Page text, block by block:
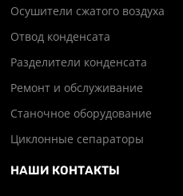
Осушители сжатого воздуха
Отвод конденсата
Разделители конденсата
Ремонт и обслуживание
Станочное оборудование
Циклонные сепараторы
НАШИ КОНТАКТЫ